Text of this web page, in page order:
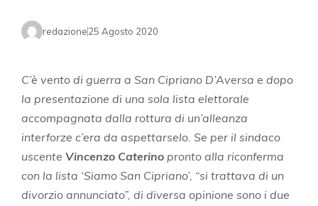
redazione25 Agosto 2020
C’è vento di guerra a San Cipriano D’Aversa e dopo
la presentazione di una sola lista elettorale
accompagnata dalla rottura di un’alleanza
interforze c’era da aspettarselo. Se per il sindaco
uscente Vincenzo Caterino pronto alla riconferma
con la lista ‘Siamo San Cipriano’, “si trattava di un
divorzio annunciato”, di diversa opinione sono i due